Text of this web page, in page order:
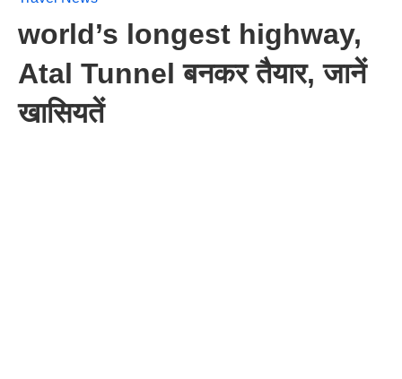
world’s longest highway,
Atal Tunnel बनकर तैयार, जानें
खासियतें